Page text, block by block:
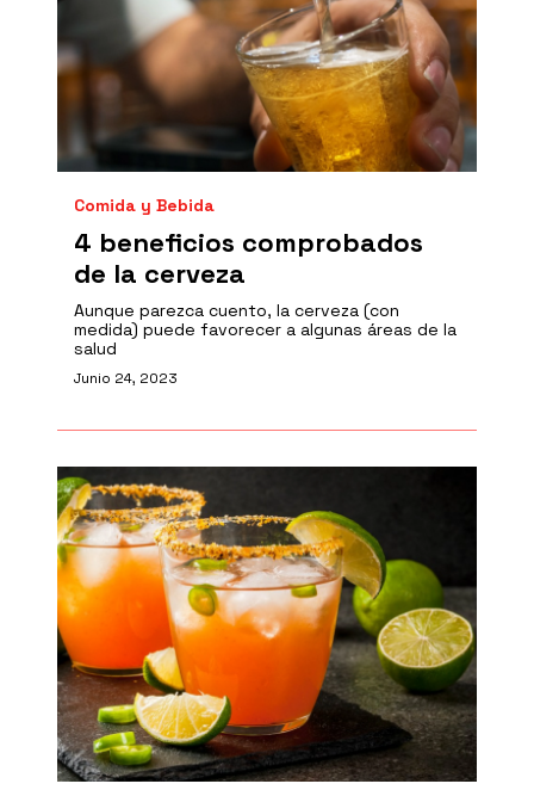
Comida y Bebida
4 beneficios comprobados
de la cerveza
Aunque parezca cuento, la cerveza (con
medida) puede favorecer a algunas áreas de la
salud
Junio 24, 2023